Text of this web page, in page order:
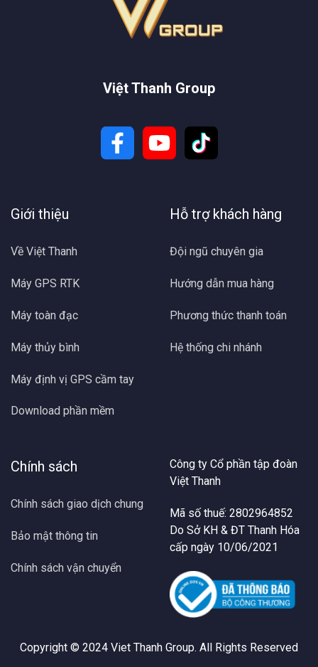
Việt Thanh Group
Giới thiệu
Về Việt Thanh
Máy GPS RTK
Máy toàn đạc
Máy thủy bình
Máy định vị GPS cầm tay
Download phần mềm
Hỗ trợ khách hàng
Đội ngũ chuyên gia
Hướng dẫn mua hàng
Phương thức thanh toán
Hệ thống chi nhánh
Chính sách
Chính sách giao dịch chung
Bảo mật thông tin
Chính sách vận chuyển
Công ty Cổ phần tập đoàn
Việt Thanh
Mã số thuế: 2802964852
Do Sở KH & ĐT Thanh Hóa
cấp ngày 10/06/2021
Copyright © 2024 Viet Thanh Group. All Rights Reserved